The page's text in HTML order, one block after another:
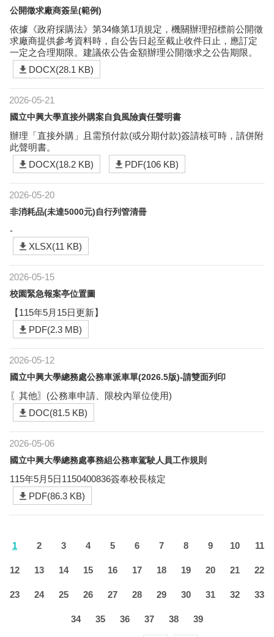
公開徵求廠商簽呈(範例)
依據《政府採購法》第34條第1項規定，機關辦理招標前公開徵
求廠商提供參考資料時，自公告日起至截止收件日止，應訂定
一定之合理期限。建議依公告金額辦理公開徵求之公告期限。
DOCX(28.1 KB)
2026-05-21
國立中興大學直接外購案自負風險責任聲明書
辦理「直接外購」且需預付款(或分期付款)簽請核可時，請併附
此聲明書。
DOCX(18.2 KB)
PDF(106 KB)
2026-05-20
非消耗品(未達5000元)自行列管清冊
-
XLSX(11 KB)
2026-05-15
校園緊急報案亭位置圖
【115年5月15日更新】
PDF(2.3 MB)
2026-05-12
國立中興大學總務處公務車派車單(2026.5版)-請雙面列印
〖其他〗(公務車申請、限校內單位使用)
DOC(81.5 KB)
2026-05-06
國立中興大學總務處事務組公務車駕駛人員工作規則
115年5月5日1150400836簽奉校長核定
PDF(86.3 KB)
1 2 3 4 5 6 7 8 9 10 11
12 13 14 15 16 17 18 19 20 21 22
23 24 25 26 27 28 29 30 31 32 33
34 35 36 37 38 39